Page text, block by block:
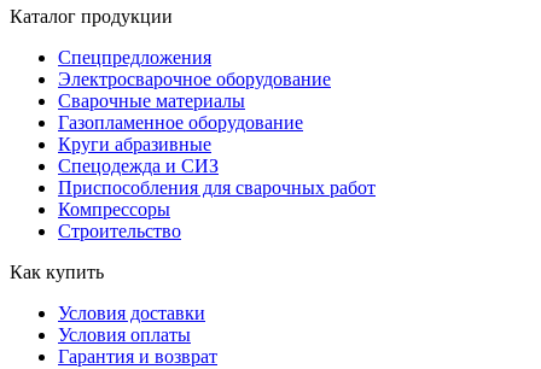
Каталог продукции
Спецпредложения
Электросварочное оборудование
Сварочные материалы
Газопламенное оборудование
Круги абразивные
Спецодежда и СИЗ
Приспособления для сварочных работ
Компрессоры
Строительство
Как купить
Условия доставки
Условия оплаты
Гарантия и возврат